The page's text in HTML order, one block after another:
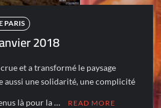
PARIS
2018
crue et a transformé le paysage
aussi une solidarité, une complicité
là pour la … READ MORE